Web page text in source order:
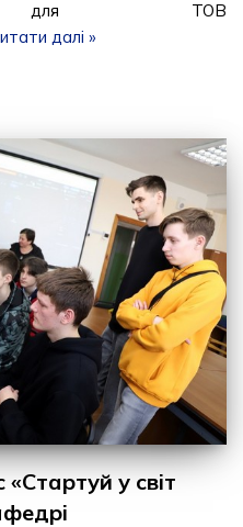
для ТОВ
далі »
у світ